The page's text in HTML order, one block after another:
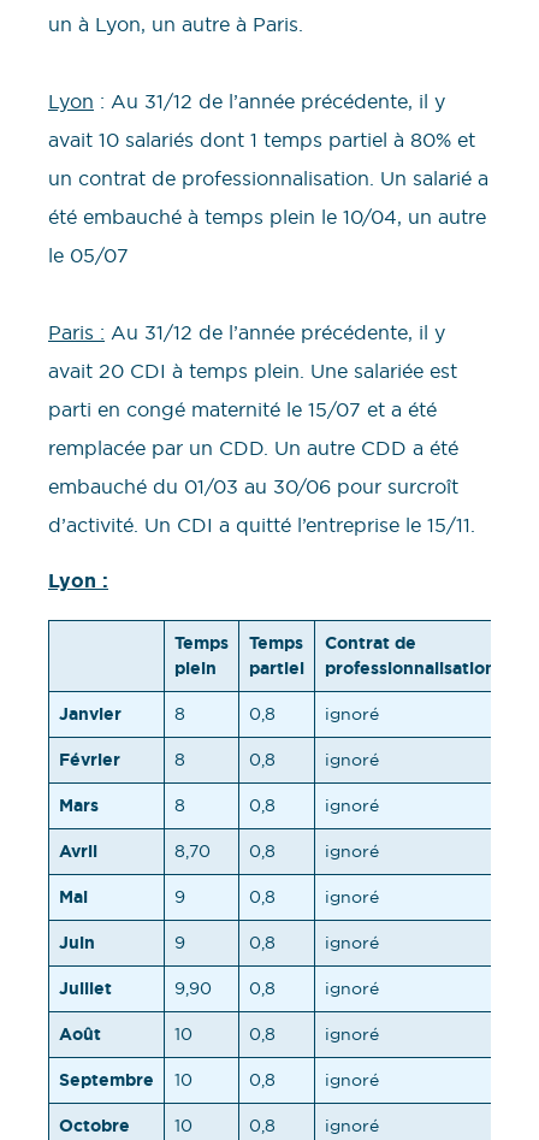
un à Lyon, un autre à Paris.
Lyon : Au 31/12 de l’année précédente, il y
avait 10 salariés dont 1 temps partiel à 80% et
un contrat de professionnalisation. Un salarié a
été embauché à temps plein le 10/04, un autre
le 05/07
Paris : Au 31/12 de l’année précédente, il y
avait 20 CDI à temps plein. Une salariée est
parti en congé maternité le 15/07 et a été
remplacée par un CDD. Un autre CDD a été
embauché du 01/03 au 30/06 pour surcroît
d’activité. Un CDI a quitté l’entreprise le 15/11.
Lyon :
Temps
plein
Temps
partiel
Contrat de
professionnalisation
Janvier 8 0,8 ignoré
Février 8 0,8 ignoré
Mars 8 0,8 ignoré
Avril 8,70 0,8 ignoré
Mai 9 0,8 ignoré
Juin 9 0,8 ignoré
Juillet 9,90 0,8 ignoré
Août 10 0,8 ignoré
Septembre 10 0,8 ignoré
Octobre 10 0,8 ignoré